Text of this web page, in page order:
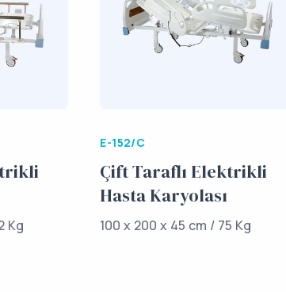
Kg
E-152/C
Çift Taraflı Elektrikli
Hasta Karyolası
100 x 200 x 45 cm / 75 Kg